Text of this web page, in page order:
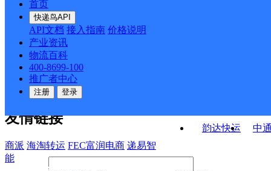
首页
快递鸟API
API文档 接入指南 价格说明
产业资讯
物流百科
400-8699-100
推广者中心
注册 登录
韵达快运
中
API接口 DEMO下载
关于我们
公司介绍 企业动态
合作伙伴 快递鸟接口服务协议
户隐私政策
友情链接
商派 海淘转运 FEC富润电商 递易智
能